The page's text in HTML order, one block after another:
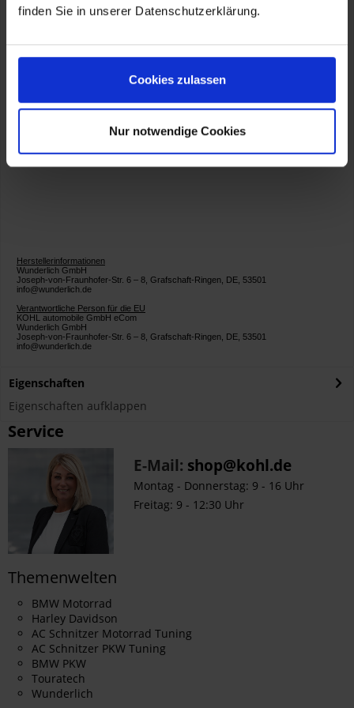
finden Sie in unserer Datenschutzerklärung.
Cookies zulassen
Nur notwendige Cookies
60 Tage Rückgaberecht - Testen ohne Risiko
WU-35754-500
Herstellerinformationen
Wunderlich GmbH
Joseph-von-Fraunhofer-Str. 6 – 8, Grafschaft-Ringen, DE, 53501
info@wunderlich.de
Verantwortliche Person für die EU
KOHL automobile GmbH eCom
Wunderlich GmbH
Joseph-von-Fraunhofer-Str. 6 – 8, Grafschaft-Ringen, DE, 53501
info@wunderlich.de
Eigenschaften
Eigenschaften aufklappen
Service
E-Mail: shop@kohl.de
Montag - Donnerstag: 9 - 16 Uhr
Freitag: 9 - 12:30 Uhr
Themenwelten
BMW Motorrad
Harley Davidson
AC Schnitzer Motorrad Tuning
AC Schnitzer PKW Tuning
BMW PKW
Touratech
Wunderlich